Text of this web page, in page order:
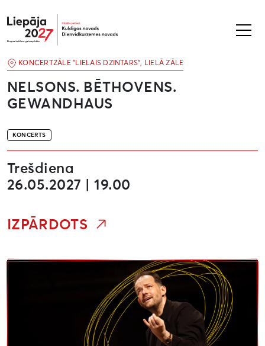
Liepāja2027
KONCERTS
NELSONS. BĒTHOVENS.
GEWANDHAUS
KONCERTZĀLE "LIELAIS DZINTARS", LIELĀ ZĀLE
Trešdiena
26.05.2027 | 19.00
IZPĀRDOTS